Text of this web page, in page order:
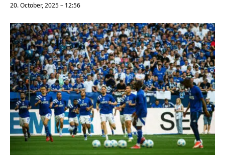
20. October, 2025 – 12:56